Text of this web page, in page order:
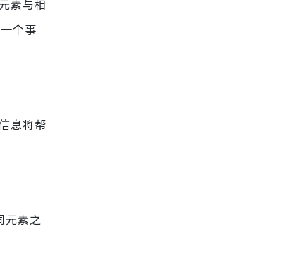
素与相
个事
息将帮
元素之